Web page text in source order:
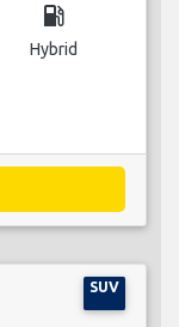
local_gas_station
Hybrid
SUV